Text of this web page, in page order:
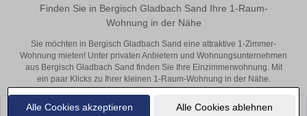
Alle Cookies akzeptieren Alle Cookies ablehnen
Finden Sie in Bergisch Gladbach Sand Ihre 1-Raum-
Wohnung in der Nähe
Sie möchten in Bergisch Gladbach Sand eine attraktive 1-Zimmer-
Wohnung mieten! Unter privaten Anbietern und Wohnungsunternehmen
aus Bergisch Gladbach Sand finden Sie Ihre Einzimmerwohnung. Mit
ein paar Klicks zu Ihrer kleinen 1-Raum-Wohnung in der Nähe.
Leider konnten wir derzeit keine passenden Objekte finden. Schauen Sie